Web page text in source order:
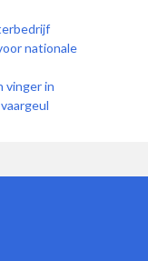
nationale
vinger in